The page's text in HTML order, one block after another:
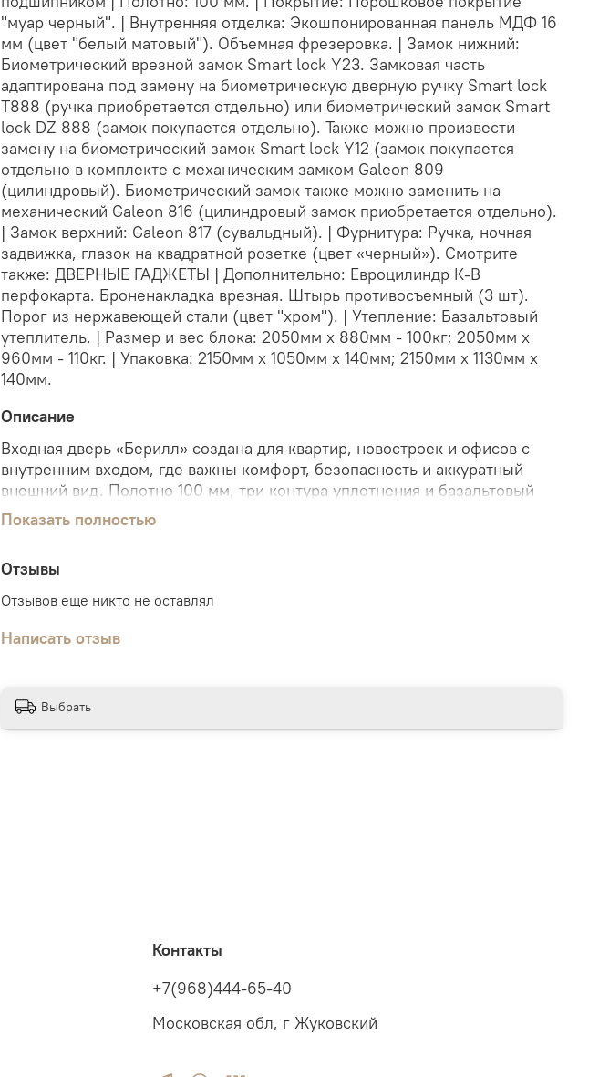
"муар черный". | Внутренняя отделка: Экошпонированная панель МДФ 16
мм (цвет "белый матовый"). Объемная фрезеровка. | Замок нижний:
Биометрический врезной замок Smart lock Y23. Замковая часть
адаптирована под замену на биометрическую дверную ручку Smart lock
T888 (ручка приобретается отдельно) или биометрический замок Smart
lock DZ 888 (замок покупается отдельно). Также можно произвести
замену на биометрический замок Smart lock Y12 (замок покупается
отдельно в комплекте с механическим замком Galeon 809
(цилиндровый). Биометрический замок также можно заменить на
механический Galeon 816 (цилиндровый замок приобретается отдельно).
| Замок верхний: Galeon 817 (сувальдный). | Фурнитура: Ручка, ночная
задвижка, глазок на квадратной розетке (цвет «черный»). Смотрите
также: ДВЕРНЫЕ ГАДЖЕТЫ | Дополнительно: Евроцилиндр К-В
перфокарта. Броненакладка врезная. Штырь противосъемный (3 шт).
Порог из нержавеющей стали (цвет "хром"). | Утепление: Базальтовый
утеплитель. | Размер и вес блока: 2050мм х 880мм - 100кг; 2050мм х
960мм - 110кг. | Упаковка: 2150мм х 1050мм х 140мм; 2150мм х 1130мм х
140мм.
Описание
Входная дверь «Берилл» создана для квартир, новостроек и офисов с
внутренним входом, где важны комфорт, безопасность и аккуратный
внешний вид. Полотно 100 мм, три контура уплотнения и базальтовый
утеплитель помогают сохранять тепло и тишину, а 4 класс
взломостойкости отвечает за спокойствие. Каждая дверь проходит
зафиксированы в официальном сертификате качества. Это надежная
основа для дома, рассчитанная на долгие годы службы. Узнайте
Показать полностью
Отзывы
Отзывов еще никто не оставлял
Написать отзыв
Выбрать
Контакты
+7(968)444-65-40
Московская обл, г Жуковский